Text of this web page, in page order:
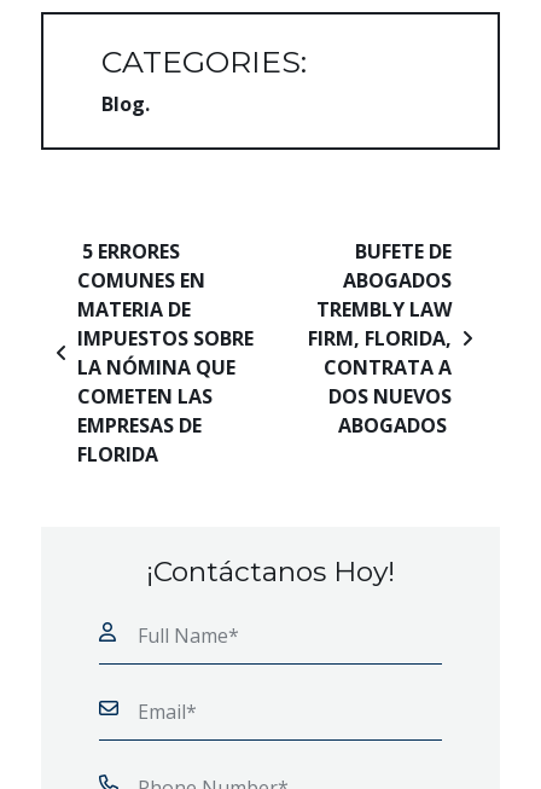
CATEGORIES:
Blog
Navegación de entradas
5 ERRORES
COMUNES EN
MATERIA DE
IMPUESTOS SOBRE
LA NÓMINA QUE
COMETEN LAS
EMPRESAS DE
FLORIDA
BUFETE DE
ABOGADOS
TREMBLY LAW
FIRM, FLORIDA,
CONTRATA A
DOS NUEVOS
ABOGADOS
¡Contáctanos Hoy!